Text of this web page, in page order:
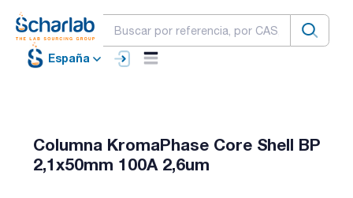
España
Columna KromaPhase Core Shell BP
2,1x50mm 100A 2,6um